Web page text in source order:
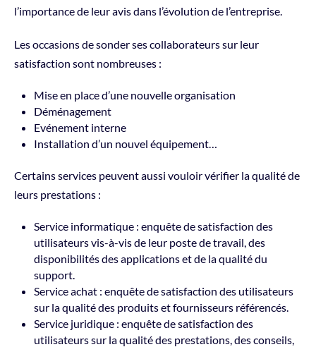
l’importance de leur avis dans l’évolution de l’entreprise.
Les occasions de sonder ses collaborateurs sur leur
satisfaction sont nombreuses :
Mise en place d’une nouvelle organisation
Déménagement
Evénement interne
Installation d’un nouvel équipement…
Certains services peuvent aussi vouloir vérifier la qualité de
leurs prestations :
Service informatique : enquête de satisfaction des
utilisateurs vis-à-vis de leur poste de travail, des
disponibilités des applications et de la qualité du
support.
Service achat : enquête de satisfaction des utilisateurs
sur la qualité des produits et fournisseurs référencés.
Service juridique : enquête de satisfaction des
utilisateurs sur la qualité des prestations, des conseils,